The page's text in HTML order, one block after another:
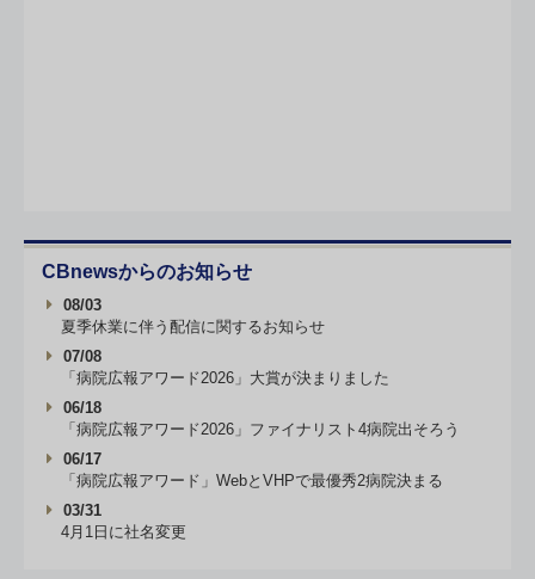
CBnewsからのお知らせ
08/03
夏季休業に伴う配信に関するお知らせ
07/08
「病院広報アワード2026」大賞が決まりました
06/18
「病院広報アワード2026」ファイナリスト4病院出そろう
06/17
「病院広報アワード」WebとVHPで最優秀2病院決まる
03/31
4月1日に社名変更